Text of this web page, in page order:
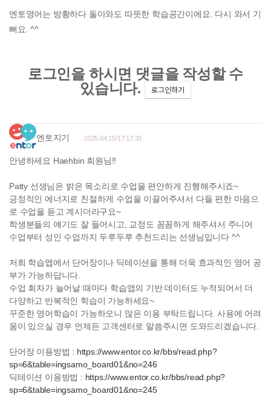
엔토영어는 방황하다 돌아와도 따뜻한 학습공간이에요. 다시 와서 기
뻐요. ^^